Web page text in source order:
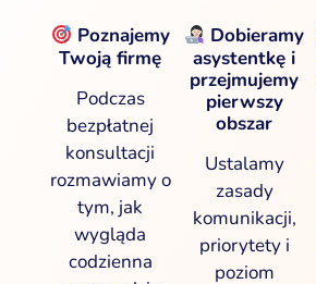
Poznajemy
Twoją firmę
Podczas
bezpłatnej
konsultacji
rozmawiamy o
tym, jak
wygląda
codzienna
Dobieramy
asystentkę i
przejmujemy
pierwszy
obszar
Ustalamy
zasady
komunikacji,
priorytety i
poziom